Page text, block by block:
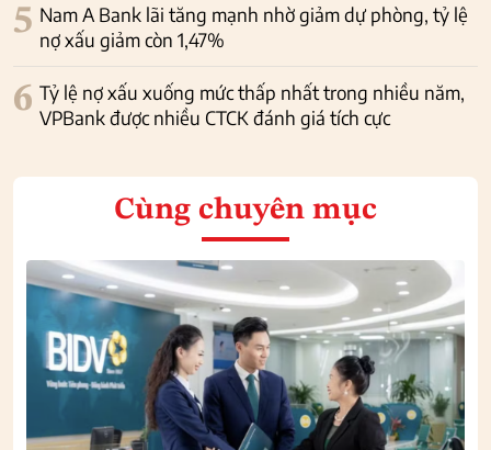
5 Nam A Bank lãi tăng mạnh nhờ giảm dự phòng, tỷ lệ
nợ xấu giảm còn 1,47%
6 Tỷ lệ nợ xấu xuống mức thấp nhất trong nhiều năm,
VPBank được nhiều CTCK đánh giá tích cực
Cùng chuyên mục